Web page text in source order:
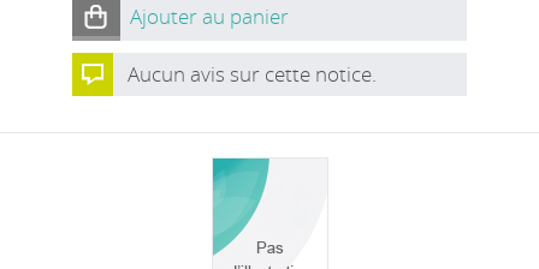
Ajouter au panier
Aucun avis sur cette notice.